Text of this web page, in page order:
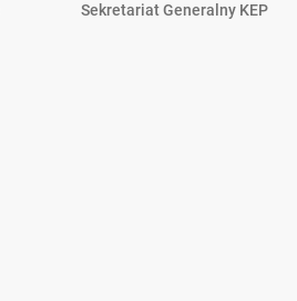
Sekretariat Generalny KEP